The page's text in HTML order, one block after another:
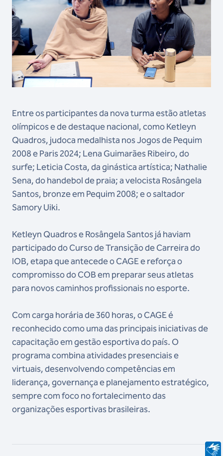
Entre os participantes da nova turma estão atletas
olímpicos e de destaque nacional, como Ketleyn
Quadros, judoca medalhista nos Jogos de Pequim
2008 e Paris 2024; Lena Guimarães Ribeiro, do
surfe; Leticia Costa, da ginástica artística; Nathalie
Sena, do handebol de praia; a velocista Rosângela
Santos, bronze em Pequim 2008; e o saltador
Samory Uiki.
Ketleyn Quadros e Rosângela Santos já haviam
participado do Curso de Transição de Carreira do
IOB, etapa que antecede o CAGE e reforça o
compromisso do COB em preparar seus atletas
para novos caminhos profissionais no esporte.
Com carga horária de 360 horas, o CAGE é
reconhecido como uma das principais iniciativas de
capacitação em gestão esportiva do país. O
programa combina atividades presenciais e
virtuais, desenvolvendo competências em
liderança, governança e planejamento estratégico,
sempre com foco no fortalecimento das
organizações esportivas brasileiras.